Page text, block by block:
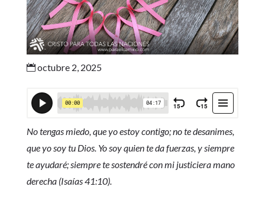
octubre 2, 2025
No tengas miedo, que yo estoy contigo; no te desanimes,
que yo soy tu Dios. Yo soy quien te da fuerzas, y siempre
te ayudaré; siempre te sostendré con mi justiciera mano
derecha (Isaías 41:10).